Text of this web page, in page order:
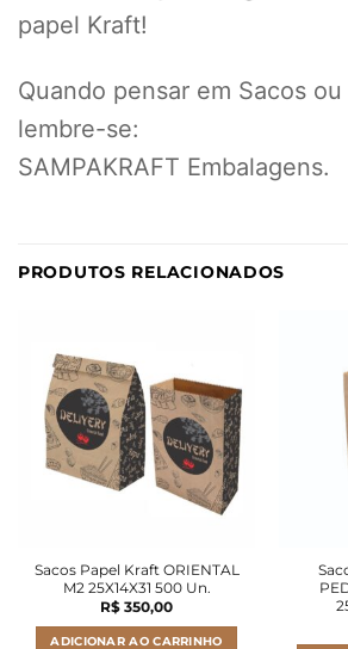
papel Kraft!
Quando pensar em Sacos
lembre-se:
SAMPAKRAFT Embalagens.
PRODUTOS RELACIONADOS
Sacos Papel Kraft ORIENTAL
M2 25X14X31 500 Un.
R$ 350,00
ADICIONAR AO CARRINHO